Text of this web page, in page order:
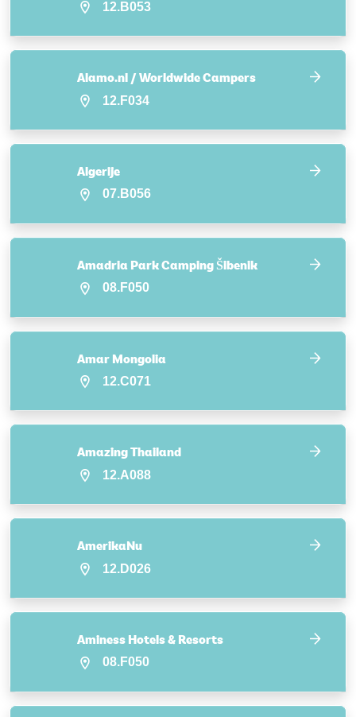
12.B053
Alamo.nl / Worldwide Campers
12.F034
Algerije
07.B056
Amadria Park Camping Šibenik
08.F050
Amar Mongolia
12.C071
Amazing Thailand
12.A088
AmerikaNu
12.D026
Aminess Hotels & Resorts
08.F050